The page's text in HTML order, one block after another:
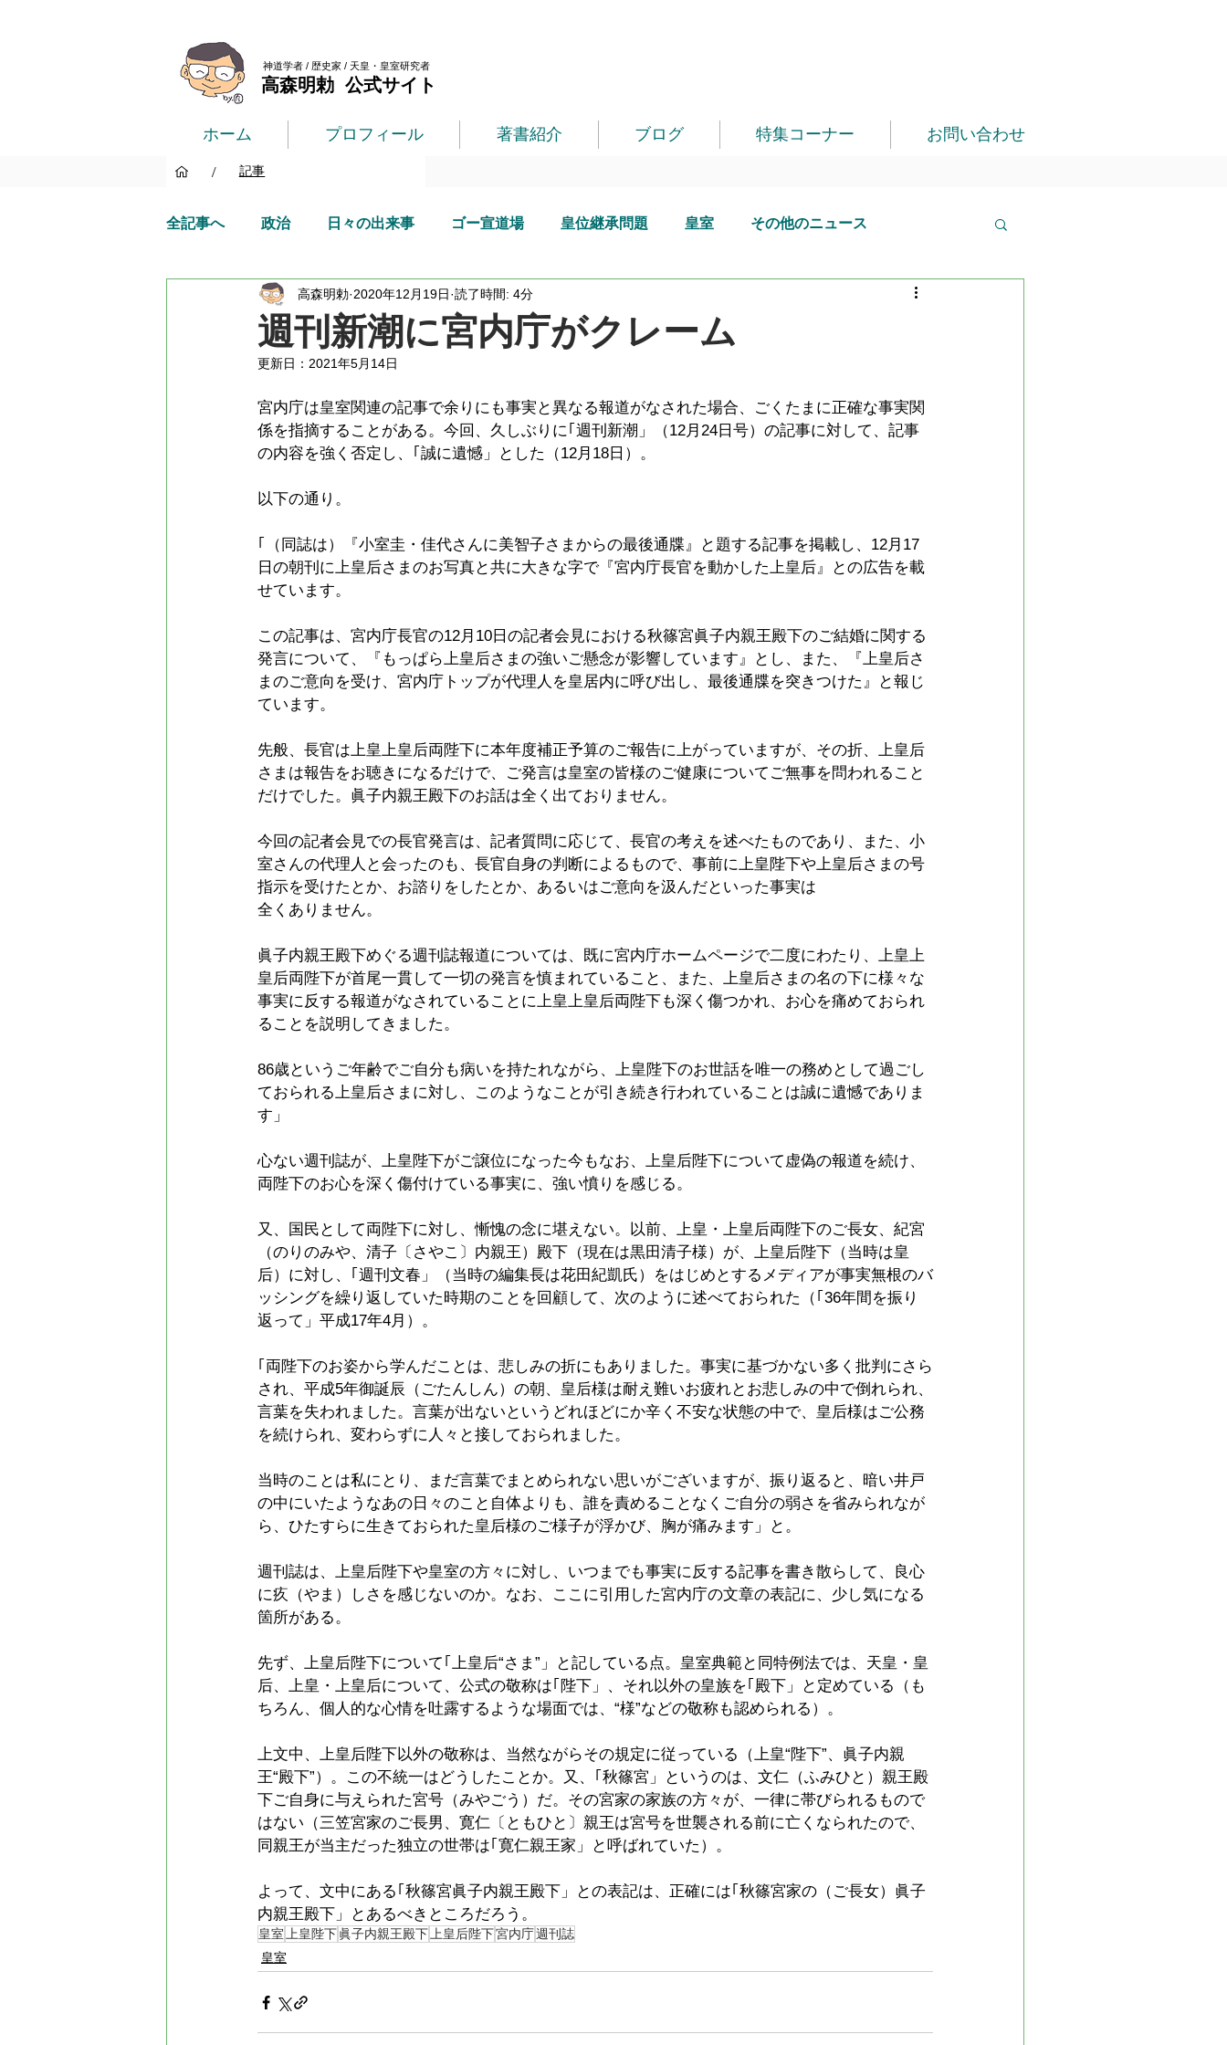
神道学者 / 歴史家 / 天皇・皇室研究者
高森明勅 公式サイト
ホーム プロフィール 著書紹介 ブログ 特集コーナー お問い合わせ
/ 記事
全記事へ 政治 日々の出来事 ゴー宣道場 皇位継承問題 皇室 その他のニュース
週刊新潮に宮内庁がクレーム
高森明勅 2020年12月19日 読了時間: 4分
更新日： 2021年5月14日
宮内庁は皇室関連の記事で余りにも事実と異なる報道がなされた場合、ごくたまに正確な事実関
係を指摘することがある。今回、久しぶりに｢週刊新潮」（12月24日号）の記事に対して、記事
の内容を強く否定し、｢誠に遺憾」とした（12月18日）。
以下の通り。
｢（同誌は）『小室圭・佳代さんに美智子さまからの最後通牒』と題する記事を掲載し、12月17
日の朝刊に上皇后さまのお写真と共に大きな字で『宮内庁長官を動かした上皇后』との広告を載
せています。
この記事は、宮内庁長官の12月10日の記者会見における秋篠宮眞子内親王殿下のご結婚に関する
発言について、『もっぱら上皇后さまの強いご懸念が影響しています』とし、また、『上皇后さ
まのご意向を受け、宮内庁トップが代理人を皇居内に呼び出し、最後通牒を突きつけた』と報じ
ています。
先般、長官は上皇上皇后両陛下に本年度補正予算のご報告に上がっていますが、その折、上皇后
さまは報告をお聴きになるだけで、ご発言は皇室の皆様のご健康についてご無事を問われること
だけでした。眞子内親王殿下のお話は全く出ておりません。
今回の記者会見での長官発言は、記者質問に応じて、長官の考えを述べたものであり、また、小
室さんの代理人と会ったのも、長官自身の判断によるもので、事前に上皇陛下や上皇后さまの号
指示を受けたとか、お諮りをしたとか、あるいはご意向を汲んだといった事実は
全くありません。
眞子内親王殿下めぐる週刊誌報道については、既に宮内庁ホームページで二度にわたり、上皇上
皇后両陛下が首尾一貫して一切の発言を慎まれていること、また、上皇后さまの名の下に様々な
事実に反する報道がなされていることに上皇上皇后両陛下も深く傷つかれ、お心を痛めておられ
ることを説明してきました。
86歳というご年齢でご自分も病いを持たれながら、上皇陛下のお世話を唯一の務めとして過ごし
ておられる上皇后さまに対し、このようなことが引き続き行われていることは誠に遺憾でありま
す」
心ない週刊誌が、上皇陛下がご譲位になった今もなお、上皇后陛下について虚偽の報道を続け、
両陛下のお心を深く傷付けている事実に、強い憤りを感じる。
又、国民として両陛下に対し、慚愧の念に堪えない。以前、上皇・上皇后両陛下のご長女、紀宮
（のりのみや、清子〔さやこ〕内親王）殿下（現在は黒田清子様）が、上皇后陛下（当時は皇
后）に対し、｢週刊文春」（当時の編集長は花田紀凱氏）をはじめとするメディアが事実無根のバ
ッシングを繰り返していた時期のことを回顧して、次のように述べておられた（｢36年間を振り
返って」平成17年4月）。
｢両陛下のお姿から学んだことは、悲しみの折にもありました。事実に基づかない多く批判にさら
され、平成5年御誕辰（ごたんしん）の朝、皇后様は耐え難いお疲れとお悲しみの中で倒れられ、
言葉を失われました。言葉が出ないというどれほどにか辛く不安な状態の中で、皇后様はご公務
を続けられ、変わらずに人々と接しておられました。
当時のことは私にとり、まだ言葉でまとめられない思いがございますが、振り返ると、暗い井戸
の中にいたようなあの日々のこと自体よりも、誰を責めることなくご自分の弱さを省みられなが
ら、ひたすらに生きておられた皇后様のご様子が浮かび、胸が痛みます」と。
週刊誌は、上皇后陛下や皇室の方々に対し、いつまでも事実に反する記事を書き散らして、良心
に疚（やま）しさを感じないのか。なお、ここに引用した宮内庁の文章の表記に、少し気になる
箇所がある。
先ず、上皇后陛下について｢上皇后“さま”」と記している点。皇室典範と同特例法では、天皇・皇
后、上皇・上皇后について、公式の敬称は｢陛下」、それ以外の皇族を｢殿下」と定めている（も
ちろん、個人的な心情を吐露するような場面では、“様”などの敬称も認められる）。
上文中、上皇后陛下以外の敬称は、当然ながらその規定に従っている（上皇“陛下”、眞子内親
王“殿下”）。この不統一はどうしたことか。又、｢秋篠宮」というのは、文仁（ふみひと）親王殿
下ご自身に与えられた宮号（みやごう）だ。その宮家の家族の方々が、一律に帯びられるもので
はない（三笠宮家のご長男、寛仁〔ともひと〕親王は宮号を世襲される前に亡くなられたので、
同親王が当主だった独立の世帯は｢寛仁親王家」と呼ばれていた）。
よって、文中にある｢秋篠宮眞子内親王殿下」との表記は、正確には｢秋篠宮家の（ご長女）眞子
内親王殿下」とあるべきところだろう。
皇室 上皇陛下眞子内親王殿下 上皇后陛下宮内庁週刊誌
皇室